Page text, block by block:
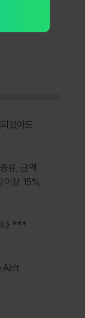
었어도
류, 금액
상 15%,
다 ***
Ain't